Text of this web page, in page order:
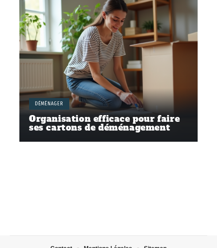
DÉMÉNAGER
Organisation efficace pour faire
ses cartons de déménagement